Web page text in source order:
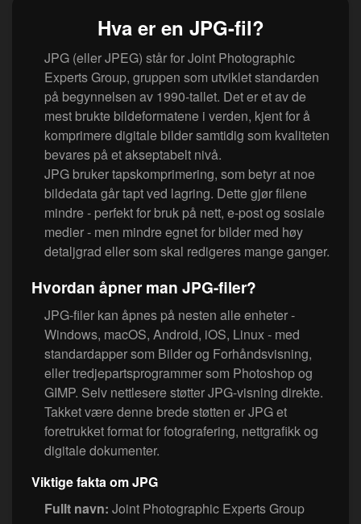
Hva er en JPG-fil?
JPG (eller JPEG) står for Joint Photographic
Experts Group, gruppen som utviklet standarden
på begynnelsen av 1990-tallet. Det er et av de
mest brukte bildeformatene i verden, kjent for å
komprimere digitale bilder samtidig som kvaliteten
bevares på et akseptabelt nivå.
JPG bruker tapskomprimering, som betyr at noe
bildedata går tapt ved lagring. Dette gjør filene
mindre - perfekt for bruk på nett, e-post og sosiale
medier - men mindre egnet for bilder med høy
detaljgrad eller som skal redigeres mange ganger.
Hvordan åpner man JPG-filer?
JPG-filer kan åpnes på nesten alle enheter -
Windows, macOS, Android, iOS, Linux - med
standardapper som Bilder og Forhåndsvisning,
eller tredjepartsprogrammer som Photoshop og
GIMP. Selv nettlesere støtter JPG-visning direkte.
Takket være denne brede støtten er JPG et
foretrukket format for fotografering, nettgrafikk og
digitale dokumenter.
Viktige fakta om JPG
Fullt navn: Joint Photographic Experts Group